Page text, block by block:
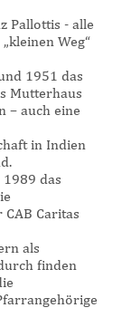
Pallottis - alle
Weg“
1951 das
Mutterhaus
– auch eine
in Indien
das
Caritas
als
finden